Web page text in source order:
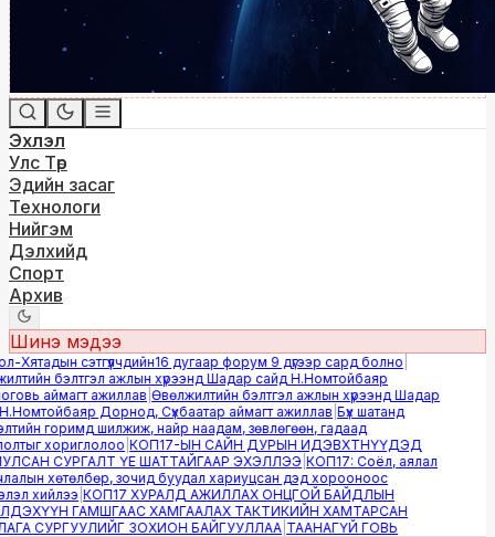
Эхлэл
Улс Төр
Эдийн засаг
Технологи
Нийгэм
Дэлхийд
Спорт
Архив
Шинэ мэдээ
сэтгүүлчдийн16 дугаар форум 9 дүгээр сард болно|
бэлтгэл ажлын хүрээнд Шадар сайд Н.Номтойбаяр
аймагт ажиллав|Өвөлжилтийн бэлтгэл ажлын хүрээнд Шадар
Дорнод, Сүхбаатар аймагт ажиллав|Бүх шатанд
горимд шилжиж, найр наадам, зөвлөгөөн, гадаад
хориглолоо|КОП17-ЫН САЙН ДУРЫН ИДЭВХТНҮҮДЭД
СУРГАЛТ ҮЕ ШАТТАЙГААР ЭХЭЛЛЭЭ|КОП17: Соёл, аялал
хөтөлбөр, зочид буудал хариуцсан дэд хорооноос
хийлээ|КОП17 ХУРАЛД АЖИЛЛАХ ОНЦГОЙ БАЙДЛЫН
ГАМШГААС ХАМГААЛАХ ТАКТИКИЙН ХАМТАРСАН
СУРГУУЛИЙГ ЗОХИОН БАЙГУУЛЛАА|ТААНАГҮЙ ГОВЬ